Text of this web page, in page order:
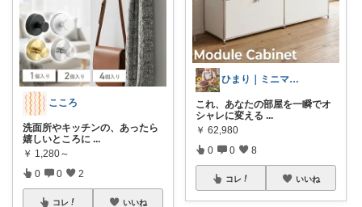
こころ
洗面所やキッチンの、あったら
嬉しいところに ...
￥ 1,280～
0 0 2
コレ いいね
ひまり｜ミニマルな育児と時短グッズ
これ、あなたの部屋を一瞬でオ
シャレに変える ...
￥ 62,980
0 0 8
コレ いいね